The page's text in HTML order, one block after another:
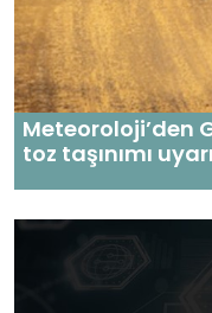
Meteoroloji’den
toz taşınımı